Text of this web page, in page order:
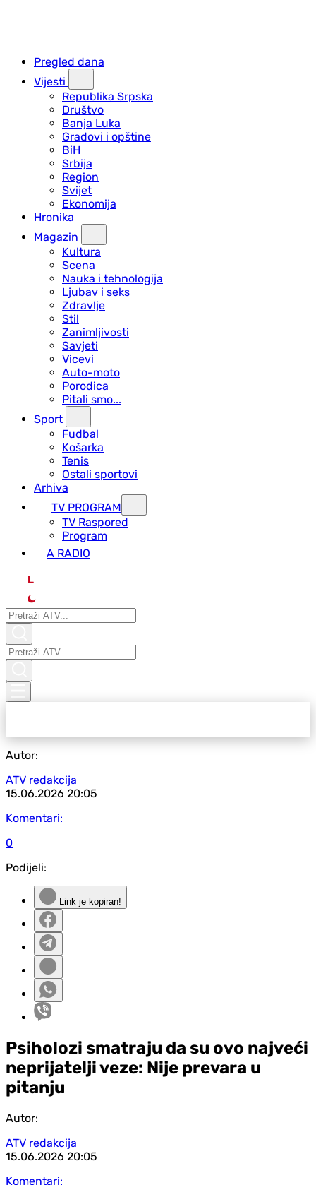
Pregled dana
Vijesti
Republika Srpska
Društvo
Banja Luka
Gradovi i opštine
BiH
Srbija
Region
Svijet
Ekonomija
Hronika
Magazin
Kultura
Scena
Nauka i tehnologija
Ljubav i seks
Zdravlje
Stil
Zanimljivosti
Savjeti
Vicevi
Auto-moto
Porodica
Pitali smo...
Sport
Fudbal
Košarka
Tenis
Ostali sportovi
Arhiva
TV PROGRAM
ТV Raspored
Program
A RADIO
L
Autor:
ATV redakcija
15.06.2026 20:05
Komentari:
0
Podijeli:
Link je kopiran!
Psiholozi smatraju da su ovo najveći
neprijatelji veze: Nije prevara u
pitanju
Autor:
ATV redakcija
15.06.2026 20:05
Komentari: